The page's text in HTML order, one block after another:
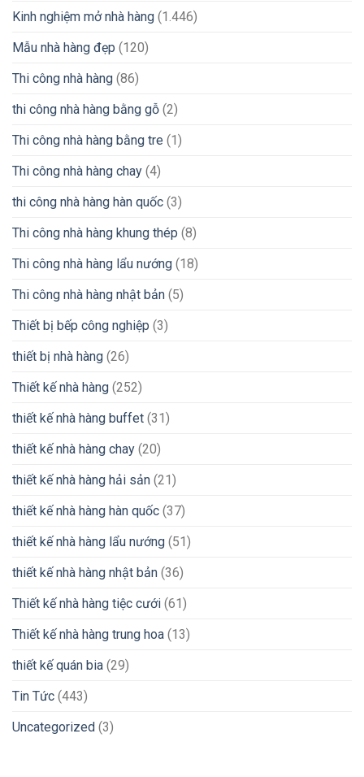
Kinh nghiệm mở nhà hàng (1.446)
Mẫu nhà hàng đẹp (120)
Thi công nhà hàng (86)
thi công nhà hàng bằng gỗ (2)
Thi công nhà hàng bằng tre (1)
Thi công nhà hàng chay (4)
thi công nhà hàng hàn quốc (3)
Thi công nhà hàng khung thép (8)
Thi công nhà hàng lẩu nướng (18)
Thi công nhà hàng nhật bản (5)
Thiết bị bếp công nghiệp (3)
thiết bị nhà hàng (26)
Thiết kế nhà hàng (252)
thiết kế nhà hàng buffet (31)
thiết kế nhà hàng chay (20)
thiết kế nhà hàng hải sản (21)
thiết kế nhà hàng hàn quốc (37)
thiết kế nhà hàng lẩu nướng (51)
thiết kế nhà hàng nhật bản (36)
Thiết kế nhà hàng tiệc cưới (61)
Thiết kế nhà hàng trung hoa (13)
thiết kế quán bia (29)
Tin Tức (443)
Uncategorized (3)